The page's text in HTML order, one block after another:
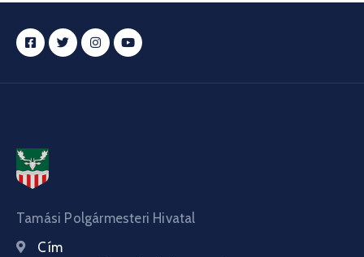
Tamási Polgármesteri Hivatal
Cím